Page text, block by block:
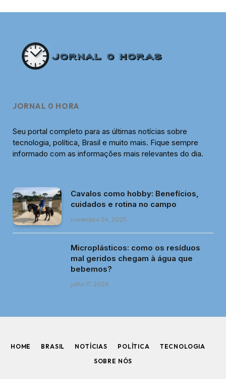
JORNAL 0 HORA
Seu portal completo para as últimas notícias sobre
tecnologia, política, Brasil e muito mais. Fique sempre
informado com as informações mais relevantes do dia.
Cavalos como hobby: Benefícios,
cuidados e rotina no campo
novembro 24, 2025
Microplásticos: como os resíduos
mal geridos chegam à água que
bebemos?
julho 17, 2026
HOME BRASIL NOTÍCIAS POLÍTICA
TECNOLOGIA
SOBRE NÓS